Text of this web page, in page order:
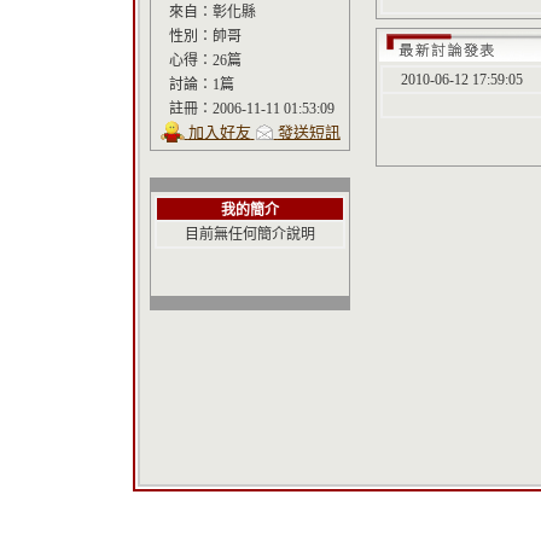
來自： 彰化縣
性別： 帥哥
心得： 26篇
討論： 1篇
註冊： 2006-11-11 01:53:09
加入好友 發送短訊
我的簡介
目前無任何簡介說明
2010-06-12 17:59:05